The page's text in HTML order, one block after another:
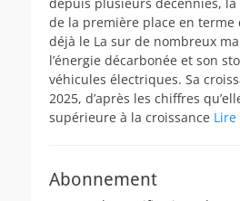
de la première place en terme
déjà le La sur de nombreux
l’énergie décarbonée et son
véhicules électriques. Sa
2025, d’après les chiffres
supérieure à la croissance
Abonnement